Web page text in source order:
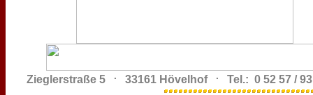
Zieglerstraße 5 . 33161 Hövelhof . Tel.: 0 52 57 /